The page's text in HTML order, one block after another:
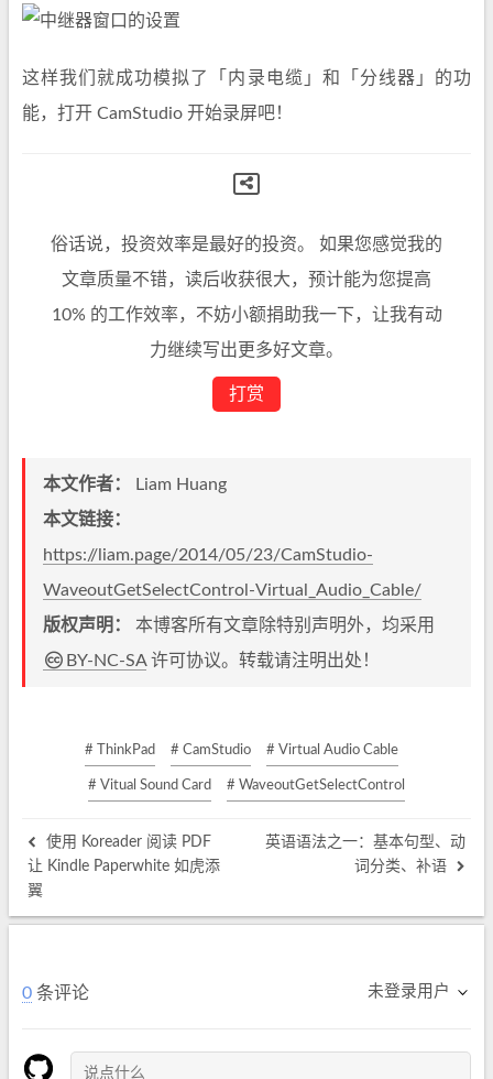
这样我们就成功模拟了「内录电缆」和「分线器」的功
能，打开 CamStudio 开始录屏吧！
俗话说，投资效率是最好的投资。 如果您感觉我的
文章质量不错，读后收获很大，预计能为您提高
10% 的工作效率，不妨小额捐助我一下，让我有动
力继续写出更多好文章。
打赏
本文作者：
Liam Huang
本文链接：
https://liam.page/2014/05/23/CamStudio-
WaveoutGetSelectControl-Virtual_Audio_Cable/
版权声明： 本博客所有文章除特别声明外，均采用
BY-NC-SA许可协议。转载请注明出处！
# ThinkPad # CamStudio # Virtual Audio Cable
# Vitual Sound Card # WaveoutGetSelectControl
使用 Koreader 阅读 PDF
让 Kindle Paperwhite 如虎添
翼
英语语法之一：基本句型、动
词分类、补语
0 条评论 未登录用户